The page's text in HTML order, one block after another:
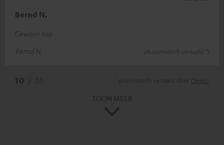
Bernd N.
Gewoon top
Bernd N.
(Automatisch vertaald *)